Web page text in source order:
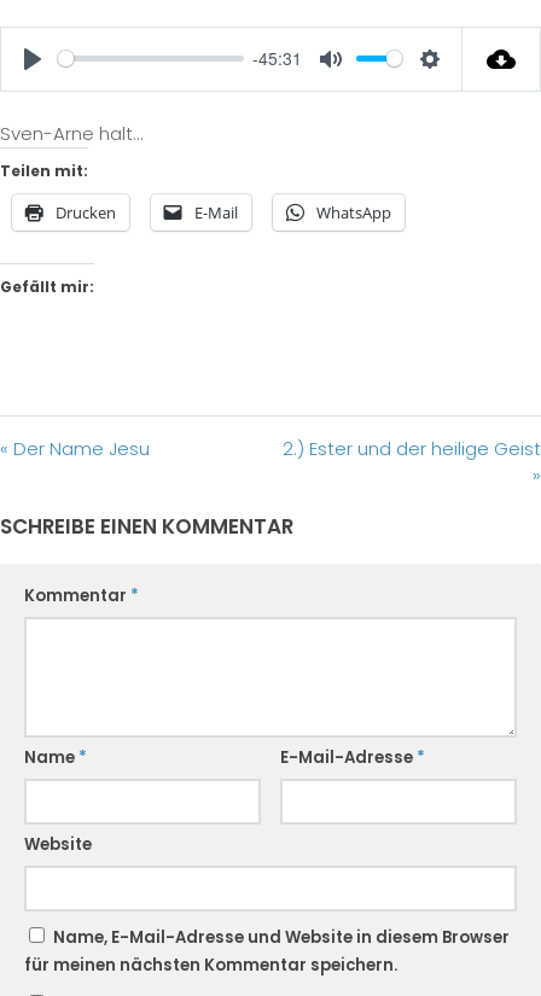
Play
-45:31
Mute
Settings
Sven-Arne halt…
Teilen mit:
Drucken E-Mail WhatsApp
Gefällt mir:
« Der Name Jesu
2.) Ester und der heilige Geist
»
SCHREIBE EINEN KOMMENTAR
Kommentar *
Name * E-Mail-Adresse *
Website
Name, E-Mail-Adresse und Website in diesem Browser
für meinen nächsten Kommentar speichern.